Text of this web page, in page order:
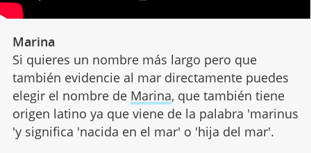
Marina
Si quieres un nombre más largo pero que
también evidencie al mar directamente puedes
elegir el nombre de Marina, que también tiene
origen latino ya que viene de la palabra 'marinus
'y significa 'nacida en el mar' o 'hija del mar'.